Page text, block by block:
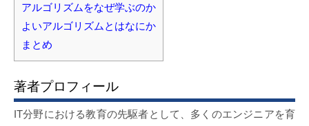
アルゴリズムをなぜ学ぶのか
よいアルゴリズムとはなにか
まとめ
著者プロフィール
IT分野における教育の先駆者として、多くのエンジニアを育